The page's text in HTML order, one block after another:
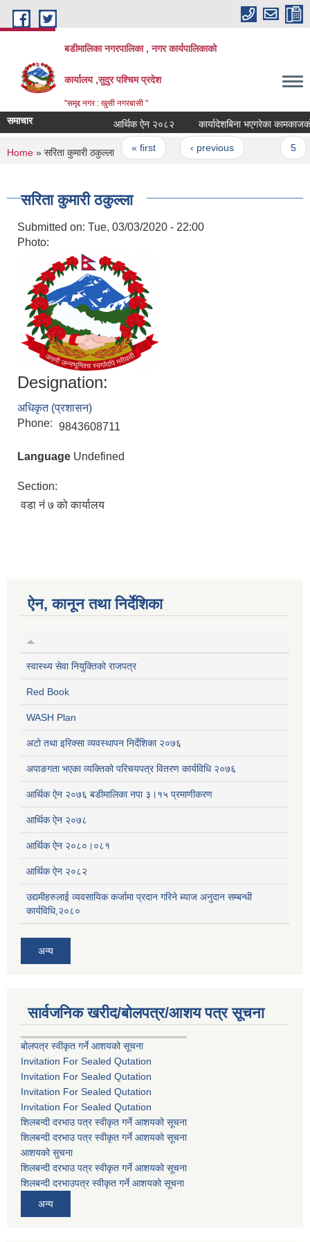
Skip to main content
बडीमालिका नगरपालिका , नगर कार्यपालिकाको
कार्यालय ,सुदुर पश्चिम प्रदेश
"समृद्द नगर : खुसी नगरबासी "
समाचार आर्थिक ऐन २०८२ कार्यादेशबिना भएगरेका कामकाजको
Pages
« first ‹ previous
You are here
Home » सरिता कुमारी ठकुल्ला
सरिता कुमारी ठकुल्ला
Submitted on: Tue, 03/03/2020 - 22:00
Photo:
Designation:
अधिकृत (प्रशासन)
Phone: 9843608711
Language Undefined
Section:
वडा नं ७ को कार्यालय
ऐन, कानून तथा निर्देशिका
स्वास्थ्य सेवा नियुक्तिको राजपत्र
Red Book
WASH Plan
अटो तथा इरिक्सा व्यवस्थापन निर्देशिका २०७६
अपाङगता भएका व्यक्तिको परिचयपत्र वितरण कार्यविधि २०७६
आर्थिक ऐन २०७६ बडीमालिका नपा ३।१५ प्रमाणीकरण
आर्थिक ऐन २०७८
आर्थिक ऐन २०८०।०८१
आर्थिक ऐन २०८२
उद्यमीहरुलाई व्यवसायिक कर्जामा प्रदान गरिने ब्याज अनुदान सम्बन्धी
कार्यविधि,२०८०
अन्य
सार्वजनिक खरीद/बोलपत्र/आशय पत्र सूचना
बोलपत्र स्वीकृत गर्ने आशयको सूचना
Invitation For Sealed Qutation
Invitation For Sealed Qutation
Invitation For Sealed Qutation
Invitation For Sealed Qutation
शिलबन्दी दरभाउ पत्र स्वीकृत गर्ने आशयको सूचना
शिलबन्दी दरभाउ पत्र स्वीकृत गर्ने आशयको सूचना
आशयको सुचना
शिलबन्दी दरभाउ पत्र स्वीकृत गर्ने आशयको सूचना
शिलबन्दी दरभाउपत्र स्वीकृत गर्ने आशयको सूचना
अन्य